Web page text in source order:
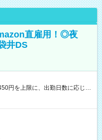
直雇用！◎夜
井DS
円を上限に、出勤日数に応じて
、手数料無料（Amazon負担）